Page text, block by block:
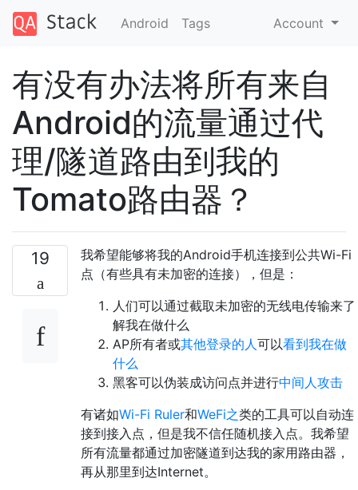
Android Tags Account
有没有办法将所有来自
Android的流量通过代
理/隧道路由到我的
Tomato路由器？
19
我希望能够将我的Android手机连接到公共Wi-Fi
点（有些具有未加密的连接），但是：
人们可以通过截取未加密的无线电传输来了
解我在做什么
AP所有者或其他登录的人 可以看到我在做
什么
黑客可以伪装成访问点并进行中间人攻击
有诸如Wi-Fi Ruler和WeFi之类的工具可以自动连
接到接入点，但是我不信任随机接入点。我希望
所有流量都通过加密隧道到达我的家用路由器，
再从那里到达Internet。